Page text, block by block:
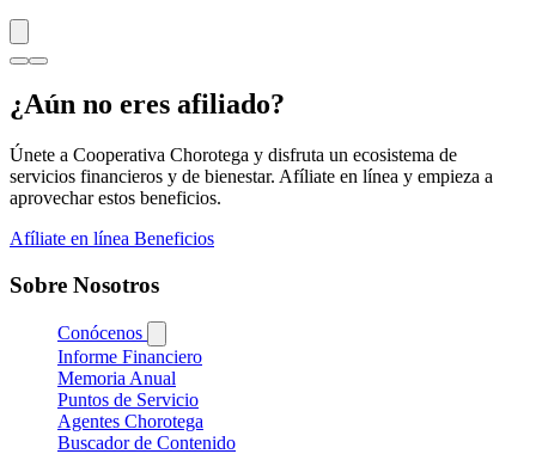
¿Aún no eres afiliado?
Únete a Cooperativa Chorotega y disfruta un ecosistema de
servicios financieros y de bienestar. Afíliate en línea y empieza a
aprovechar estos beneficios.
Afíliate en línea Beneficios
Sobre Nosotros
Conócenos
Informe Financiero
Memoria Anual
Puntos de Servicio
Agentes Chorotega
Buscador de Contenido